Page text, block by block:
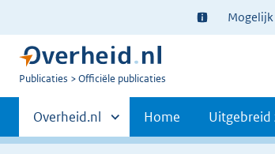
Ter
informatie:
Mogelijk
U
Publicaties Officiële publicaties
Primaire
navigatie
Andere
sites
Overheid.nl Home Uitgebreid